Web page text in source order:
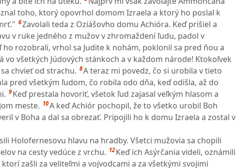
toho, ktorý opovrhol domom Izraela a ktorý ho poslal k
6Zavolali teda z Oziášovho domu Achióra. Keď prišiel a
v ruke jedného z mužov v zhromaždení ľudu, padol v
ho rozobrali, vrhol sa Judite k nohám, poklonil sa pred ňou a
vo všetkých Júdových stánkoch a v každom národe! Ktokoľvek
chvieť od strachu. 8A teraz mi povedz, čo si urobila v tieto
pred všetkým ľudom, čo robila odo dňa, keď odišla, až do
9 Keď prestala hovoriť, všetok ľud zajasal veľkým hlasom a
meste. 10A keď Achiór pochopil, že to všetko urobil Boh
v Boha a dal sa obrezať. Pripojili ho k domu Izraela a zostal v
Holofernesovu hlavu na hradby. Všetci mužovia sa chopili
na cesty vedúce z vrchu. 12 Keď ich Asýrčania videli, oznámili
zašli za veliteľmi a vojvodcami a za všetkými svojimi